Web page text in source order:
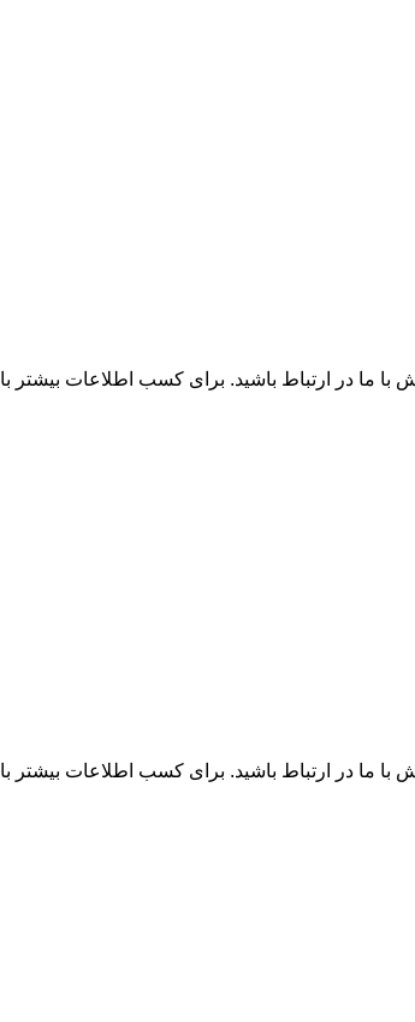
ما در ارتباط باشید. برای کسب اطلاعات بیشتر با
ما در ارتباط باشید. برای کسب اطلاعات بیشتر با